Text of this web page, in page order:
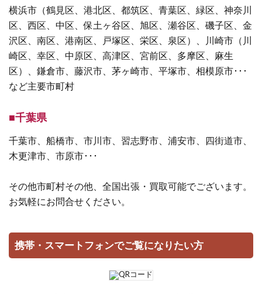
横浜市（鶴見区、港北区、都筑区、青葉区、緑区、神奈川
区、西区、中区、保土ヶ谷区、旭区、瀬谷区、磯子区、金
沢区、南区、港南区、戸塚区、栄区、泉区）、川崎市（川
崎区、幸区、中原区、高津区、宮前区、多摩区、麻生
区）、鎌倉市、藤沢市、茅ヶ崎市、平塚市、相模原市･･･
など主要市町村
■千葉県
千葉市、船橋市、市川市、習志野市、浦安市、四街道市、
木更津市、市原市･･･
その他市町村その他、全国出張・買取可能でございます。
お気軽にお問合せください。
携帯・スマートフォンでご覧になりたい方